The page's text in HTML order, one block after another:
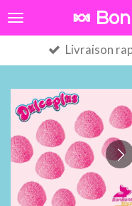
Passer
au
contenu
principal
🍬
Livraison